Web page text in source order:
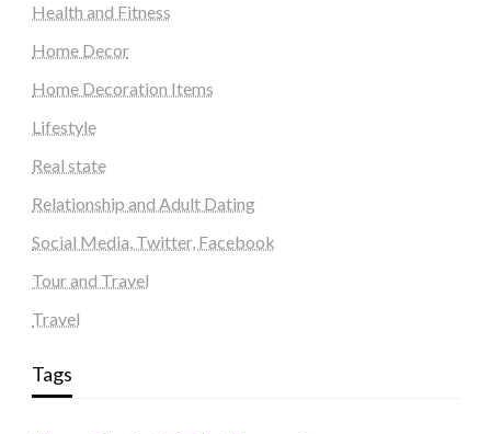
Health and Fitness
Home Decor
Home Decoration Items
Lifestyle
Real state
Relationship and Adult Dating
Social Media, Twitter, Facebook
Tour and Travel
Travel
Tags